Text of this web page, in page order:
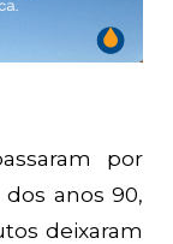
por
anos 90,
deixaram